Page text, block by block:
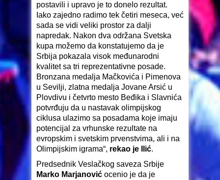
postavili i upravo je to donelo rezultat.
Iako zajedno radimo tek četiri meseca, već
sada se vidi veliki prostor za dalji
napredak. Nakon dva održana Svetska
kupa možemo da konstatujemo da je
Srbija pokazala visok međunarodni
kvalitet sa tri reprezentativne posade.
Bronzana medalja Mačkovića i Pimenova
u Sevilji, zlatna medalja Jovane Arsić u
Plovdivu i četvrto mesto Beđika i Slavnića
potvrđuju da u nastavak olimpijskog
ciklusa ulazimo sa posadama koje imaju
potencijal za vrhunske rezultate na
evropskim i svetskim prvenstvima, ali i na
Olimpijskim igrama“, rekao je Ilić.
Predsednik Veslačkog saveza Srbije
Marko Marjanović ocenio je da je